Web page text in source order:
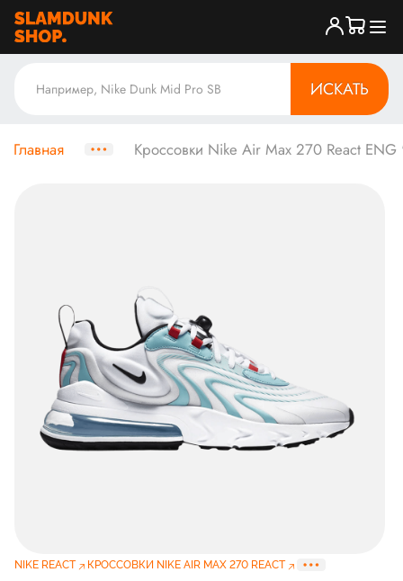
ИСКАТЬ
Главная Кроссовки Nike Air Max 270 React
NIKE REACT КРОССОВКИ NIKE AIR MAX 270 REACT